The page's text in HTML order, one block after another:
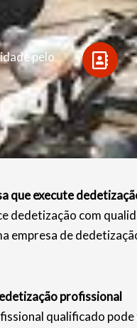
pelo
que execute
dedetização com
empresa de
profissional
qualificado